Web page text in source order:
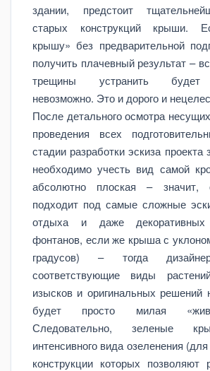
здании, предстоит
старых конструкций крыши.
крышу» без предварительной
получить плачевный результат –
трещины устранить будет
невозможно. Это и дорого и
После детального осмотра
проведения всех
стадии разработки эскиза проекта
необходимо учесть вид самой
абсолютно плоская – значит,
подходит под самые сложные
отдыха и даже
фонтанов, если же крыша с
градусов) – тогда
соответствующие виды
изысков и оригинальных решений
будет просто милая
Следовательно, зеленые
интенсивного вида озеленения
конструкции которых позволяют